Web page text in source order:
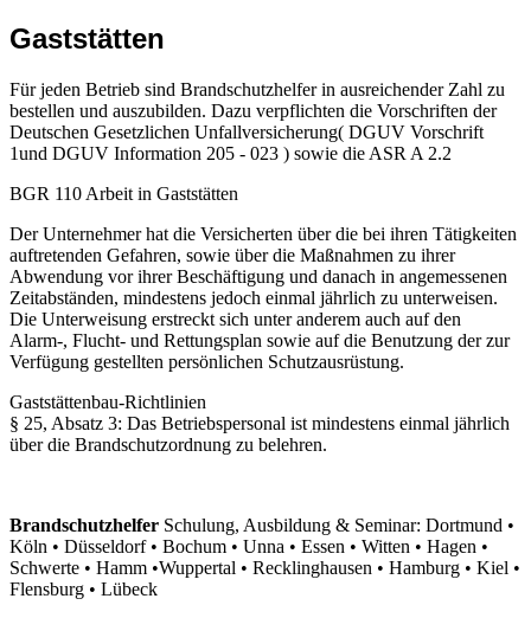
Gaststätten
Für jeden Betrieb sind Brandschutzhelfer in ausreichender Zahl zu
bestellen und auszubilden. Dazu verpflichten die Vorschriften der
Deutschen Gesetzlichen Unfallversicherung( DGUV Vorschrift
1und DGUV Information 205 - 023 ) sowie die ASR A 2.2
BGR 110 Arbeit in Gaststätten
Der Unternehmer hat die Versicherten über die bei ihren Tätigkeiten
auftretenden Gefahren, sowie über die Maßnahmen zu ihrer
Abwendung vor ihrer Beschäftigung und danach in angemessenen
Zeitabständen, mindestens jedoch einmal jährlich zu unterweisen.
Die Unterweisung erstreckt sich unter anderem auch auf den
Alarm-, Flucht- und Rettungsplan sowie auf die Benutzung der zur
Verfügung gestellten persönlichen Schutzausrüstung.
Gaststättenbau-Richtlinien
§ 25, Absatz 3: Das Betriebspersonal ist mindestens einmal jährlich
über die Brandschutzordnung zu belehren.
Brandschutzhelfer Schulung, Ausbildung & Seminar: Dortmund •
Köln • Düsseldorf • Bochum • Unna • Essen • Witten • Hagen •
Schwerte • Hamm •Wuppertal • Recklinghausen • Hamburg • Kiel •
Flensburg • Lübeck